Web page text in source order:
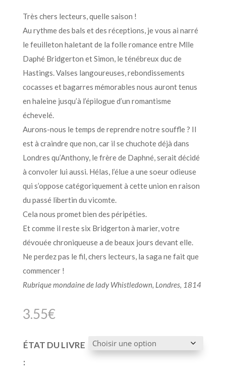
Très chers lecteurs, quelle saison !
Au rythme des bals et des réceptions, je vous ai narré
le feuilleton haletant de la folle romance entre Mlle
Daphé Bridgerton et Simon, le ténébreux duc de
Hastings. Valses langoureuses, rebondissements
cocasses et bagarres mémorables nous auront tenus
en haleine jusqu’à l’épilogue d’un romantisme
échevelé.
Aurons-nous le temps de reprendre notre souffle ? Il
est à craindre que non, car il se chuchote déjà dans
Londres qu’Anthony, le frère de Daphné, serait décidé
à convoler lui aussi. Hélas, l’élue a une soeur odieuse
qui s’oppose catégoriquement à cette union en raison
du passé libertin du vicomte.
Cela nous promet bien des péripéties.
Et comme il reste six Bridgerton à marier, votre
dévouée chroniqueuse a de beaux jours devant elle.
Ne perdez pas le fil, chers lecteurs, la saga ne fait que
commencer !
Rubrique mondaine de lady Whistledown, Londres, 1814
3.55€
ÉTAT DU LIVRE
: